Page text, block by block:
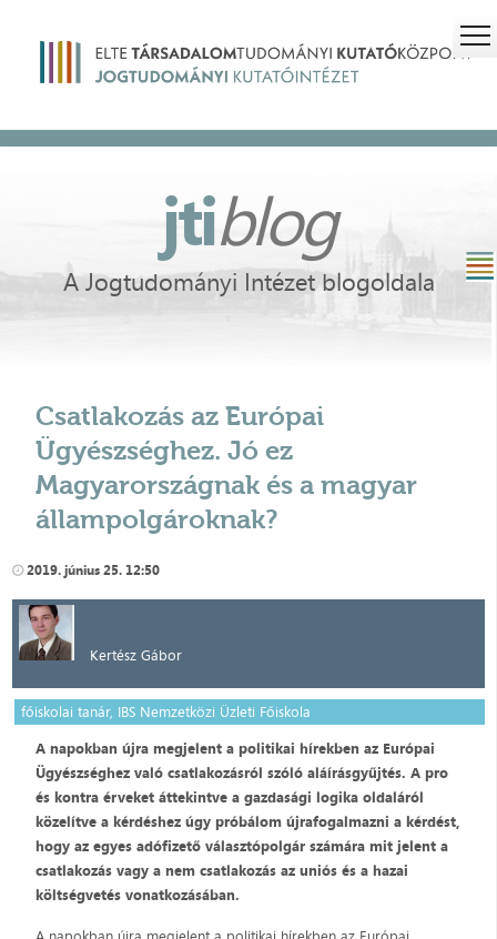
jtiblog
A Jogtudományi Intézet blogoldala
Csatlakozás az Európai
Ügyészséghez. Jó ez
Magyarországnak és a magyar
állampolgároknak?
2019. június 25. 12:50
Kertész Gábor
főiskolai tanár, IBS Nemzetközi Üzleti Főiskola
A napokban újra megjelent a politikai hírekben az Európai
Ügyészséghez való csatlakozásról szóló aláírásgyűjtés. A pro
és kontra érveket áttekintve a gazdasági logika oldaláról
közelítve a kérdéshez úgy próbálom újrafogalmazni a kérdést,
hogy az egyes adófizető választópolgár számára mit jelent a
csatlakozás vagy a nem csatlakozás az uniós és a hazai
költségvetés vonatkozásában.